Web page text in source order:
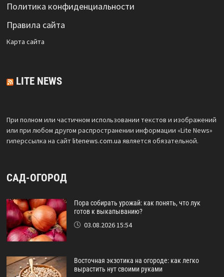
Политика конфиденциальности
Правила сайта
Карта сайта
LITE NEWS
При полном или частичном использовании текстов и изображений
или при любом другом распространении информации «Lite News»
гиперссылка на сайтlitenews.com.ua является обязательной.
САД-ОГОРОД
Пора собирать урожай: как понять, что лук
готов к выкапыванию?
03.08.2026 15:54
Восточная экзотика на огороде: как легко
вырастить нут своими руками